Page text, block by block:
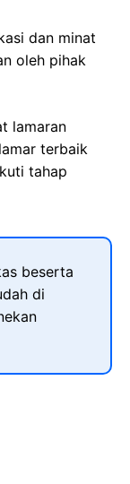
dan minat
oleh pihak
lamaran
terbaik
tahap
beserta
di